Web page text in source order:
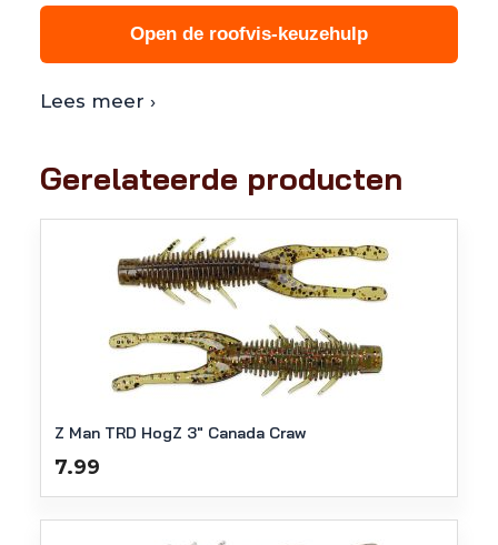
Open de roofvis-keuzehulp
Lees meer ›
Gerelateerde producten
Z Man TRD HogZ 3" Canada Craw
7.99